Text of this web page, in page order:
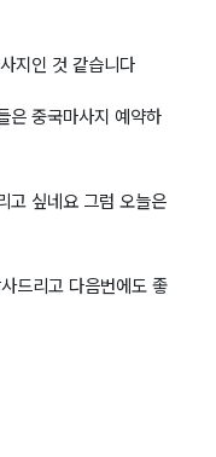
지인 것 같습니다
은 중국마사지 예약하
고 싶네요 그럼 오늘은
드리고 다음번에도 좋